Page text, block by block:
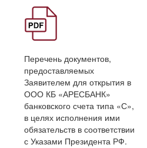
Перечень документов,
предоставляемых
Заявителем для открытия в
ООО КБ «АРЕСБАНК»
банковского счета типа «С»,
в целях исполнения ими
обязательств в соответствии
с Указами Президента РФ.